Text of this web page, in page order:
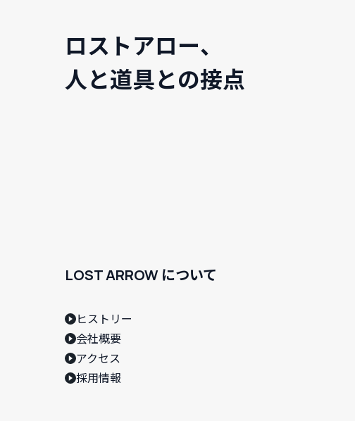
ロストアロー、
人と道具との接点
LOST ARROW について
ヒストリー
会社概要
アクセス
採用情報